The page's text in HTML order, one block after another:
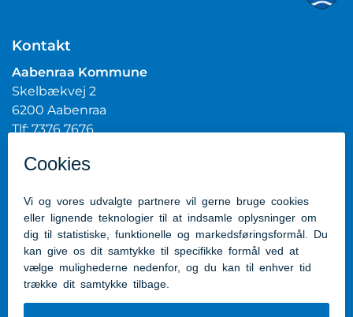
Kontakt
Aabenraa Kommune
Skelbækvej 2
6200 Aabenraa
Tlf: 7376 7676
CVR.nr.: 29189854
Genveje
Kontakt kommunen
Presserum
Tilgængelighedserklæring